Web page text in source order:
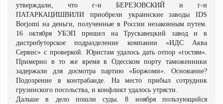
утверждали, что г-н БЕРЕЗОВСКИЙ и г-н
ПАТАРКАЦИШВИЛИ приобрели украинские заводы IDS
Borjomi на деньги, полученные в России незаконным путем.
16 октября УБЭП пришел на Трускавецкий завод и в
дистрибуторское подразделение компании «ИДС Аква
Сервис» с проверкой. Юристам удалось дать отпор «гостям».
Примерно в то же время в Одесском порту таможенники
задержали для досмотра партию «Боржоми». Основание?
Подозрение в контрабанде. На место прибыл сотрудник
грузинского посольства, и конфликт удалось утрясти.
Дальше в дело пошли суды. 8 ноября пользующийся